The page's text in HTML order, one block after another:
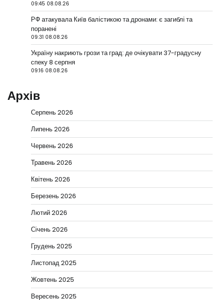
09:45 08.08.26
РФ атакувала Київ балістикою та дронами: є загиблі та
поранені
09:31 08.08.26
Україну накриють грози та град: де очікувати 37-градусну
спеку 8 серпня
09:16 08.08.26
Архів
Серпень 2026
Липень 2026
Червень 2026
Травень 2026
Квітень 2026
Березень 2026
Лютий 2026
Січень 2026
Грудень 2025
Листопад 2025
Жовтень 2025
Вересень 2025